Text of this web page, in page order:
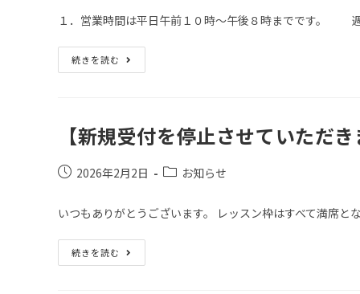
１．営業時間は平日午前１０時～午後８時までです。
続きを読む
【新規受付を停止させていただ
2026年2月2日 お知らせ
いつもありがとうございます。 レッスン枠はすべて満席と
続きを読む